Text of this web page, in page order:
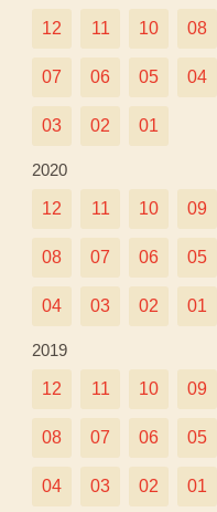
12 11 10 08
07 06 05 04
03 02 01
2020
12 11 10 09
08 07 06 05
04 03 02 01
2019
12 11 10 09
08 07 06 05
04 03 02 01